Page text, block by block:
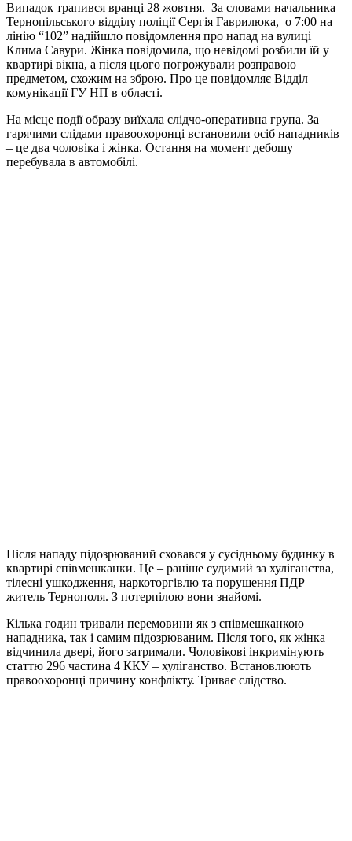
Випадок трапився вранці 28 жовтня. За словами начальника
Тернопільського відділу поліції Сергія Гаврилюка, о 7:00 на
лінію “102” надійшло повідомлення про напад на вулиці
Клима Савури. Жінка повідомила, що невідомі розбили їй у
квартирі вікна, а після цього погрожували розправою
предметом, схожим на зброю. Про це повідомляє Відділ
комунікації ГУ НП в області.
На місце події образу виїхала слідчо-оперативна група. За
гарячими слідами правоохоронці встановили осіб нападників
– це два чоловіка і жінка. Остання на момент дебошу
перебувала в автомобілі.
Після нападу підозрюваний сховався у сусідньому будинку в
квартирі співмешканки. Це – раніше судимий за хуліганства,
тілесні ушкодження, наркоторгівлю та порушення ПДР
житель Тернополя. З потерпілою вони знайомі.
Кілька годин тривали перемовини як з співмешканкою
нападника, так і самим підозрюваним. Після того, як жінка
відчинила двері, його затримали. Чоловікові інкримінують
статтю 296 частина 4 ККУ – хуліганство. Встановлюють
правоохоронці причину конфлікту. Триває слідство.